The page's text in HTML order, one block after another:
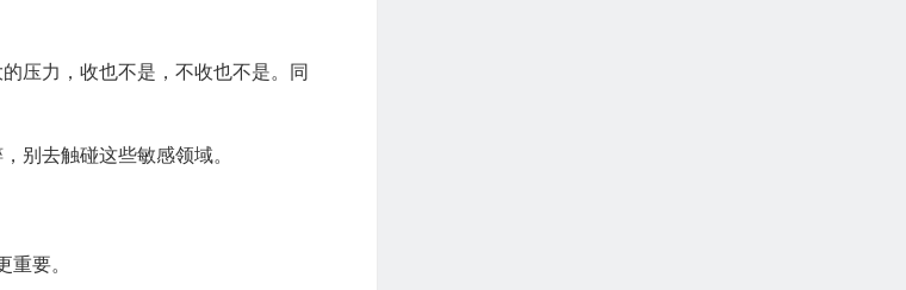
压力，收也不是，不收也不是。同
别去触碰这些敏感领域。
要。